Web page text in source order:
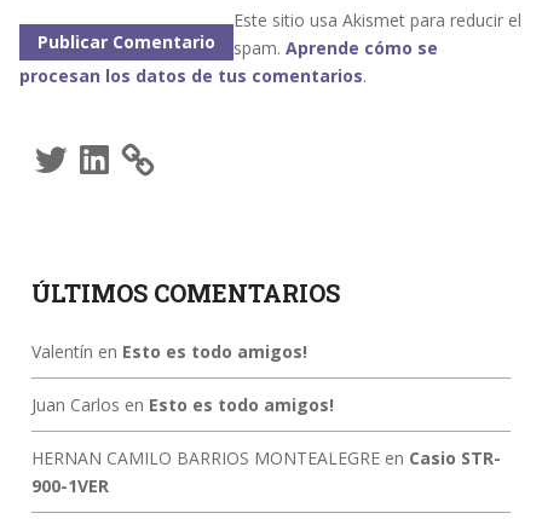
Este sitio usa Akismet para reducir el
spam. Aprende cómo se
procesan los datos de tus comentarios.
TwitterLinkedIn
ÚLTIMOS COMENTARIOS
Valentín en Esto es todo amigos!
Juan Carlos en Esto es todo amigos!
HERNAN CAMILO BARRIOS MONTEALEGREen Casio STR-
900-1VER